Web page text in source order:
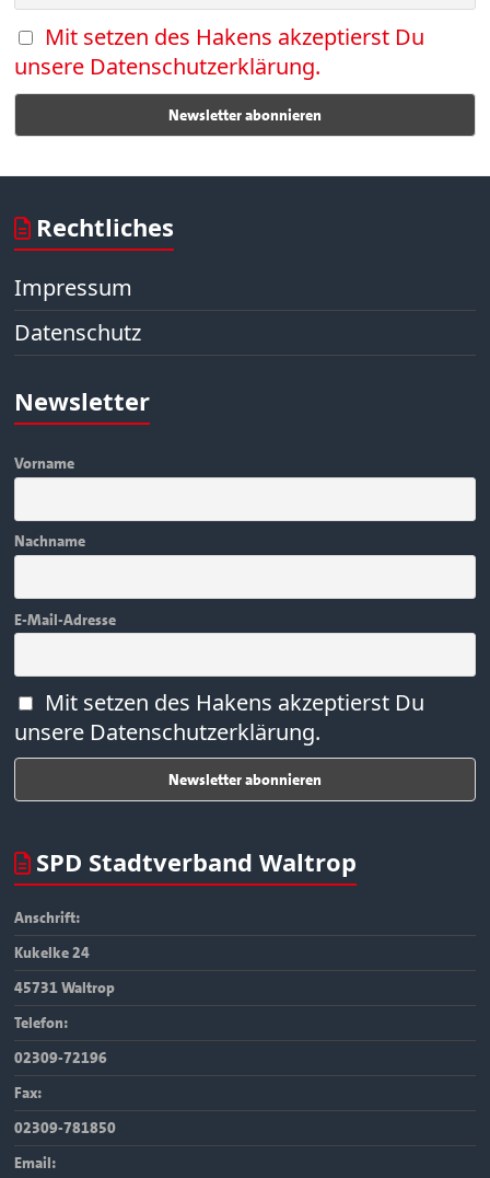
Mit setzen des Hakens akzeptierst Du
unsere Datenschutzerklärung.
Rechtliches
Impressum
Datenschutz
Newsletter
Vorname
Nachname
E-Mail-Adresse
Mit setzen des Hakens akzeptierst Du
unsere Datenschutzerklärung.
SPD Stadtverband Waltrop
Anschrift:
Kukelke 24
45731 Waltrop
Telefon:
02309-72196
Fax:
02309-781850
Email: